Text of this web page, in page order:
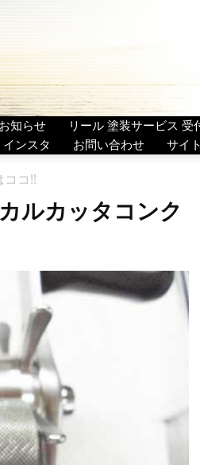
知らせ リール 塗装サービス 受
インスタ お問い合わせ サイ
ココ!!
ルカッタコンク